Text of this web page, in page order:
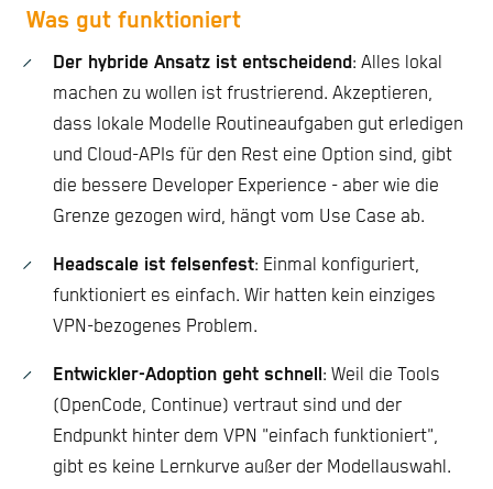
Was gut funktioniert
Der hybride Ansatz ist entscheidend: Alles lokal
machen zu wollen ist frustrierend. Akzeptieren,
dass lokale Modelle Routineaufgaben gut erledigen
und Cloud-APIs für den Rest eine Option sind, gibt
die bessere Developer Experience - aber wie die
Grenze gezogen wird, hängt vom Use Case ab.
Headscale ist felsenfest: Einmal konfiguriert,
funktioniert es einfach. Wir hatten kein einziges
VPN-bezogenes Problem.
Entwickler-Adoption geht schnell: Weil die Tools
(OpenCode, Continue) vertraut sind und der
Endpunkt hinter dem VPN "einfach funktioniert",
gibt es keine Lernkurve außer der Modellauswahl.